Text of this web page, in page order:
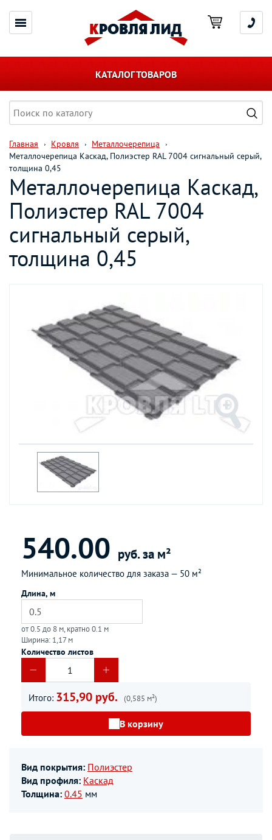
КАТАЛОГ ТОВАРОВ
Главная Кровля
Металлочерепица
Металлочерепица Каскад, Полиэстер RAL 7004 сигнальный серый,
толщина 0,45
Металлочерепица Каскад,
Полиэстер RAL 7004
сигнальный серый,
толщина 0,45
540.00 руб. за м²
Минимальное количество для заказа — 50 м²
Длина, м
от 0.5 до 8 м, кратно 0.1 м
Ширина: 1,17 м
Количество листов
Итого: 315,90 руб. (0,585 м²)
В корзину
Вид покрытия: Полиэстер
Вид профиля: Каскад
Толщина: 0.45 мм